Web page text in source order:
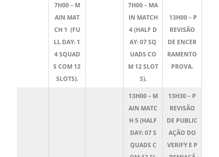
7H00 – M
AIN MAT
CH 1 (FU
LL DAY: 1
4 SQUAD
S COM 12
SLOTS).
7H00 – MA
IN MATCH
4(HALF D
AY: 07 SQ
UADS CO
M 12 SLOT
S).
13H00 – P
REVISÃO
DE ENCER
RAMENTO
PROVA.
13H00 – M
AIN MATC
H 5(HALF
DAY: 07 S
QUADS C
13H30 – P
REVISÃO
DE PUBLIC
AÇÃO DO
VERIFY E P